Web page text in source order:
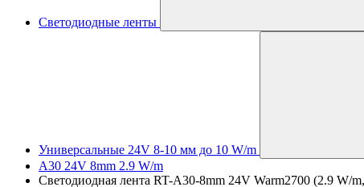
Светодиодные ленты
Универсальные 24V 8-10 мм до 10 W/m
A30 24V 8mm 2.9 W/m
Светодиодная лента RT-A30-8mm 24V Warm2700 (2.9 W/